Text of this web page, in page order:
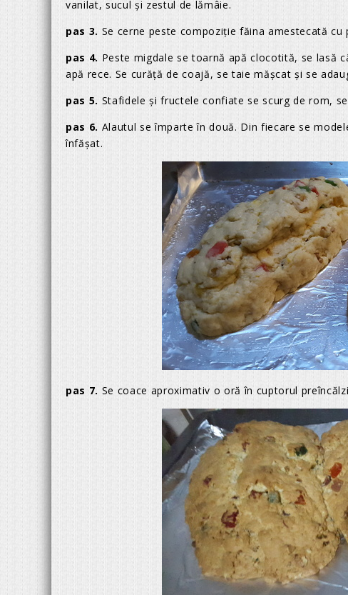
vanilat, sucul şi zestul de lămâie.
pas 3. Se cerne peste compoziţie făina amestecată
pas 4. Peste migdale se toarnă apă clocotită, se lasă
apă rece. Se curăţă de coajă, se taie măşcat şi se
pas 5. Stafidele şi fructele confiate se scurg de rom,
pas 6. Alautul se împarte în două. Din fiecare se
înfăşat.
pas 7. Se coace aproximativ o oră în cuptorul